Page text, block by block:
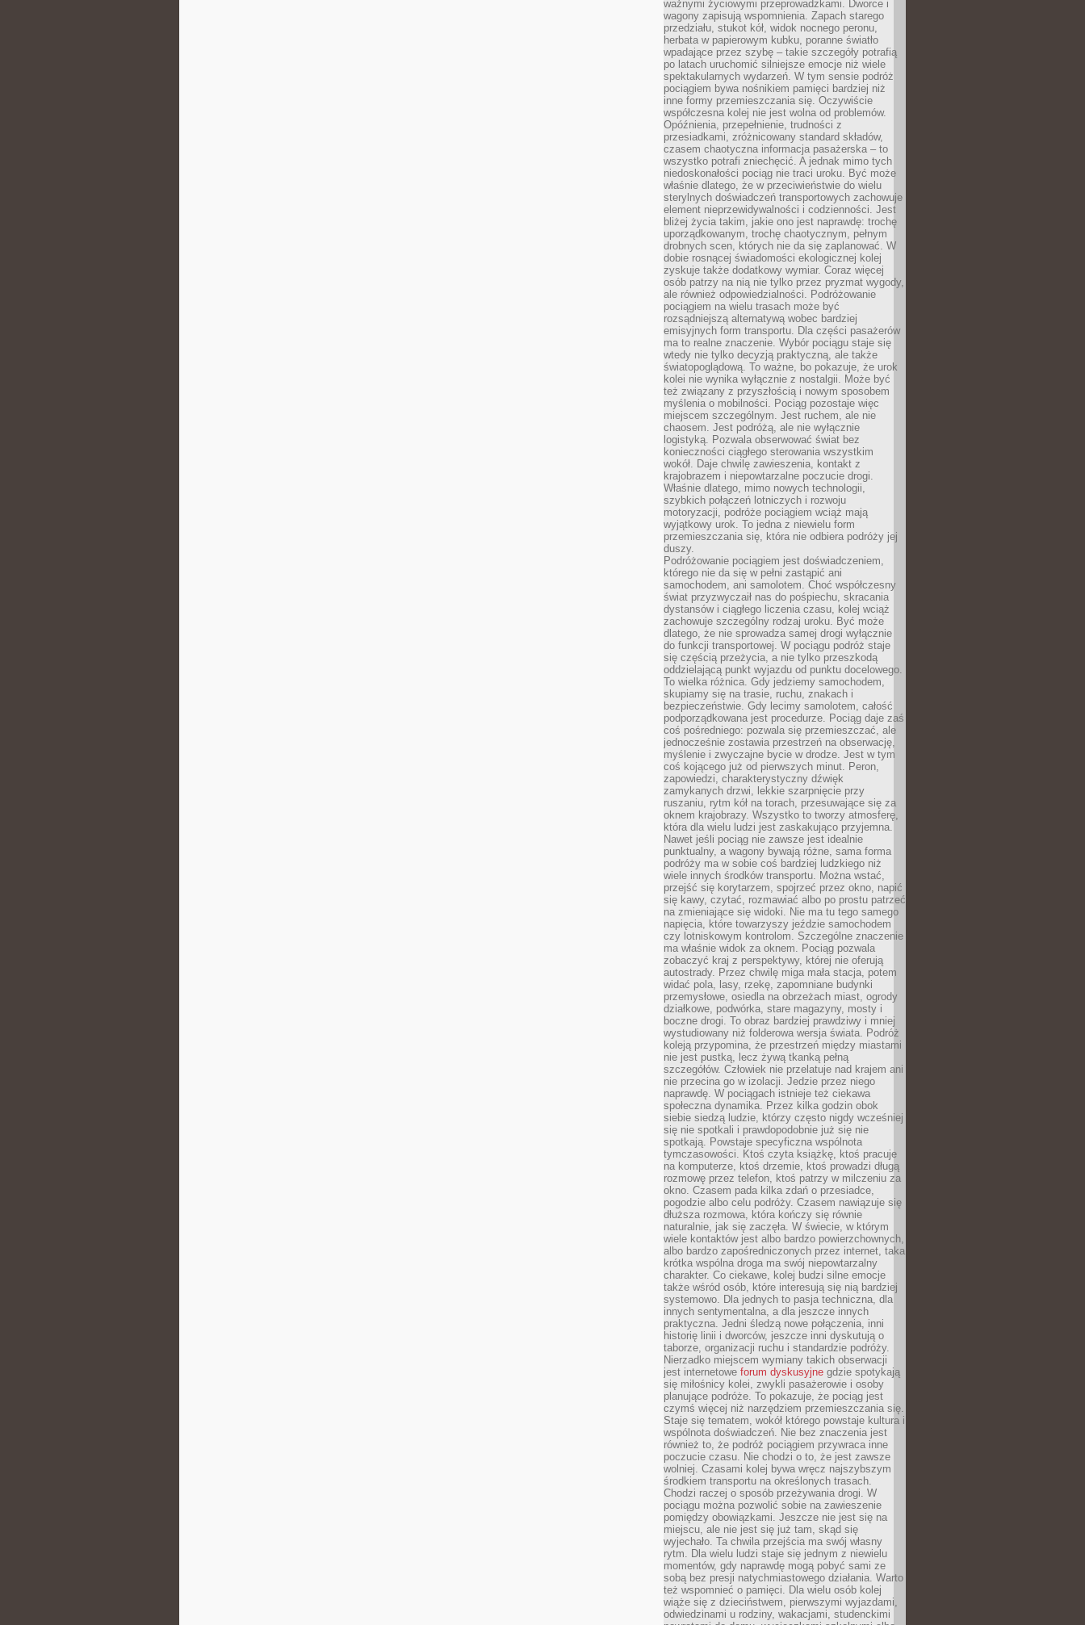
ważnymi życiowymi przeprowadzkami. Dworce i
wagony zapisują wspomnienia. Zapach starego
przedziału, stukot kół, widok nocnego peronu,
herbata w papierowym kubku, poranne światło
wpadające przez szybę – takie szczegóły potrafią
po latach uruchomić silniejsze emocje niż wiele
spektakularnych wydarzeń. W tym sensie podróż
pociągiem bywa nośnikiem pamięci bardziej niż
inne formy przemieszczania się. Oczywiście
współczesna kolej nie jest wolna od problemów.
Opóźnienia, przepełnienie, trudności z
przesiadkami, zróżnicowany standard składów,
czasem chaotyczna informacja pasażerska – to
wszystko potrafi zniechęcić. A jednak mimo tych
niedoskonałości pociąg nie traci uroku. Być może
właśnie dlatego, że w przeciwieństwie do wielu
sterylnych doświadczeń transportowych zachowuje
element nieprzewidywalności i codzienności. Jest
bliżej życia takim, jakie ono jest naprawdę: trochę
uporządkowanym, trochę chaotycznym, pełnym
drobnych scen, których nie da się zaplanować. W
dobie rosnącej świadomości ekologicznej kolej
zyskuje także dodatkowy wymiar. Coraz więcej
osób patrzy na nią nie tylko przez pryzmat wygody,
ale również odpowiedzialności. Podróżowanie
pociągiem na wielu trasach może być
rozsądniejszą alternatywą wobec bardziej
emisyjnych form transportu. Dla części pasażerów
ma to realne znaczenie. Wybór pociągu staje się
wtedy nie tylko decyzją praktyczną, ale także
światopoglądową. To ważne, bo pokazuje, że urok
kolei nie wynika wyłącznie z nostalgii. Może być
też związany z przyszłością i nowym sposobem
myślenia o mobilności. Pociąg pozostaje więc
miejscem szczególnym. Jest ruchem, ale nie
chaosem. Jest podróżą, ale nie wyłącznie
logistyką. Pozwala obserwować świat bez
konieczności ciągłego sterowania wszystkim
wokół. Daje chwilę zawieszenia, kontakt z
krajobrazem i niepowtarzalne poczucie drogi.
Właśnie dlatego, mimo nowych technologii,
szybkich połączeń lotniczych i rozwoju
motoryzacji, podróże pociągiem wciąż mają
wyjątkowy urok. To jedna z niewielu form
przemieszczania się, która nie odbiera podróży jej
duszy.
Podróżowanie pociągiem jest doświadczeniem,
którego nie da się w pełni zastąpić ani
samochodem, ani samolotem. Choć współczesny
świat przyzwyczaił nas do pośpiechu, skracania
dystansów i ciągłego liczenia czasu, kolej wciąż
zachowuje szczególny rodzaj uroku. Być może
dlatego, że nie sprowadza samej drogi wyłącznie
do funkcji transportowej. W pociągu podróż staje
się częścią przeżycia, a nie tylko przeszkodą
oddzielającą punkt wyjazdu od punktu docelowego.
To wielka różnica. Gdy jedziemy samochodem,
skupiamy się na trasie, ruchu, znakach i
bezpieczeństwie. Gdy lecimy samolotem, całość
podporządkowana jest procedurze. Pociąg daje zaś
coś pośredniego: pozwala się przemieszczać, ale
jednocześnie zostawia przestrzeń na obserwację,
myślenie i zwyczajne bycie w drodze. Jest w tym
coś kojącego już od pierwszych minut. Peron,
zapowiedzi, charakterystyczny dźwięk
zamykanych drzwi, lekkie szarpnięcie przy
ruszaniu, rytm kół na torach, przesuwające się za
oknem krajobrazy. Wszystko to tworzy atmosferę,
która dla wielu ludzi jest zaskakująco przyjemna.
Nawet jeśli pociąg nie zawsze jest idealnie
punktualny, a wagony bywają różne, sama forma
podróży ma w sobie coś bardziej ludzkiego niż
wiele innych środków transportu. Można wstać,
przejść się korytarzem, spojrzeć przez okno, napić
się kawy, czytać, rozmawiać albo po prostu patrzeć
na zmieniające się widoki. Nie ma tu tego samego
napięcia, które towarzyszy jeździe samochodem
czy lotniskowym kontrolom. Szczególne znaczenie
ma właśnie widok za oknem. Pociąg pozwala
zobaczyć kraj z perspektywy, której nie oferują
autostrady. Przez chwilę miga mała stacja, potem
widać pola, lasy, rzekę, zapomniane budynki
przemysłowe, osiedla na obrzeżach miast, ogrody
działkowe, podwórka, stare magazyny, mosty i
boczne drogi. To obraz bardziej prawdziwy i mniej
wystudiowany niż folderowa wersja świata. Podróż
koleją przypomina, że przestrzeń między miastami
nie jest pustką, lecz żywą tkanką pełną
szczegółów. Człowiek nie przelatuje nad krajem ani
nie przecina go w izolacji. Jedzie przez niego
naprawdę. W pociągach istnieje też ciekawa
społeczna dynamika. Przez kilka godzin obok
siebie siedzą ludzie, którzy często nigdy wcześniej
się nie spotkali i prawdopodobnie już się nie
spotkają. Powstaje specyficzna wspólnota
tymczasowości. Ktoś czyta książkę, ktoś pracuje
na komputerze, ktoś drzemie, ktoś prowadzi długą
rozmowę przez telefon, ktoś patrzy w milczeniu za
okno. Czasem pada kilka zdań o przesiadce,
pogodzie albo celu podróży. Czasem nawiązuje się
dłuższa rozmowa, która kończy się równie
naturalnie, jak się zaczęła. W świecie, w którym
wiele kontaktów jest albo bardzo powierzchownych,
albo bardzo zapośredniczonych przez internet, taka
krótka wspólna droga ma swój niepowtarzalny
charakter. Co ciekawe, kolej budzi silne emocje
także wśród osób, które interesują się nią bardziej
systemowo. Dla jednych to pasja techniczna, dla
innych sentymentalna, a dla jeszcze innych
praktyczna. Jedni śledzą nowe połączenia, inni
historię linii i dworców, jeszcze inni dyskutują o
taborze, organizacji ruchu i standardzie podróży.
Nierzadko miejscem wymiany takich obserwacji
jest internetowe forum dyskusyjne gdzie spotykają
się miłośnicy kolei, zwykli pasażerowie i osoby
planujące podróże. To pokazuje, że pociąg jest
czymś więcej niż narzędziem przemieszczania się.
Staje się tematem, wokół którego powstaje kultura i
wspólnota doświadczeń. Nie bez znaczenia jest
również to, że podróż pociągiem przywraca inne
poczucie czasu. Nie chodzi o to, że jest zawsze
wolniej. Czasami kolej bywa wręcz najszybszym
środkiem transportu na określonych trasach.
Chodzi raczej o sposób przeżywania drogi. W
pociągu można pozwolić sobie na zawieszenie
pomiędzy obowiązkami. Jeszcze nie jest się na
miejscu, ale nie jest się już tam, skąd się
wyjechało. Ta chwila przejścia ma swój własny
rytm. Dla wielu ludzi staje się jednym z niewielu
momentów, gdy naprawdę mogą pobyć sami ze
sobą bez presji natychmiastowego działania. Warto
też wspomnieć o pamięci. Dla wielu osób kolej
wiąże się z dzieciństwem, pierwszymi wyjazdami,
odwiedzinami u rodziny, wakacjami, studenckimi